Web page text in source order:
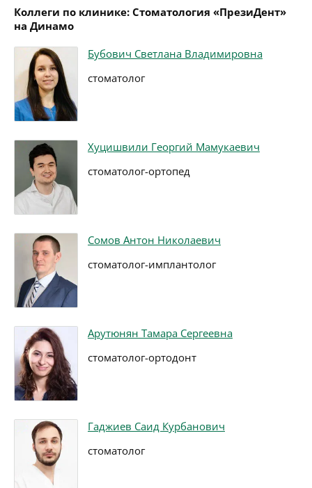
Коллеги по клинике: Стоматология «ПрезиДент»
на Динамо
Бубович Светлана Владимировна
стоматолог
Хуцишвили Георгий Мамукаевич
стоматолог-ортопед
Сомов Антон Николаевич
стоматолог-имплантолог
Арутюнян Тамара Сергеевна
стоматолог-ортодонт
Гаджиев Саид Курбанович
стоматолог